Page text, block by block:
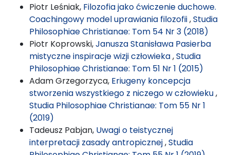
Piotr Leśniak, Filozofia jako ćwiczenie duchowe.
Coachingowy model uprawiania filozofii,Studia
Philosophiae Christianae: Tom 54 Nr 3 (2018)
Piotr Koprowski,Janusza Stanisława Pasierba
mistyczne inspiracje wizji człowieka,Studia
Philosophiae Christianae: Tom 51 Nr 1 (2015)
Adam Grzegorzyca, Eriugeny koncepcja
stworzenia wszystkiego z niczego w człowieku,
Studia Philosophiae Christianae: Tom 55 Nr 1
(2019)
Tadeusz Pabjan, Uwagi o teistycznej
interpretacji zasady antropicznej,Studia